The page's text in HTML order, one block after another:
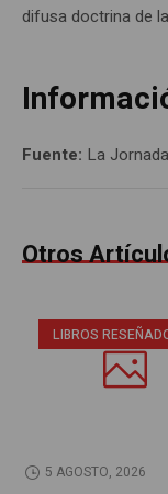
difusa doctrina de
Fuente: La Jornada
Otros
LIBROS
5 AGOSTO, 2026